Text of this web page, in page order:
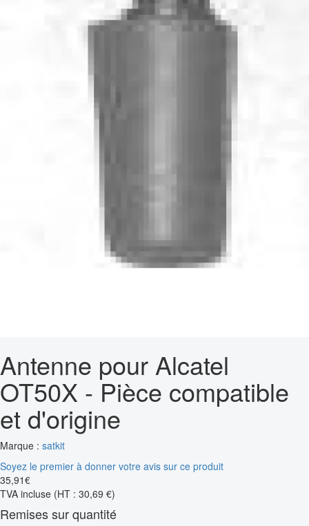
Antenne pour Alcatel
OT50X - Pièce compatible
et d'origine
Marque : satkit
Soyez le premier à donner votre avis sur ce produit
35,91€
TVA incluse (HT : 30,69 €)
Remises sur quantité